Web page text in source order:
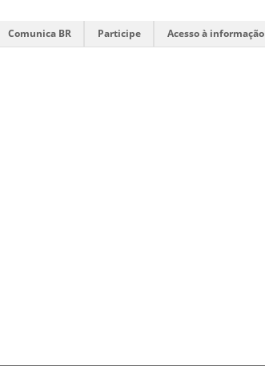
Comunica BR Participe Acesso à informação